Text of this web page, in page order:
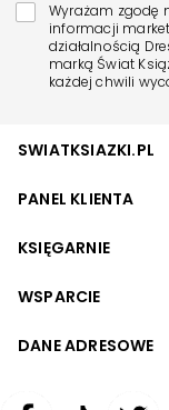
Wyrażam zgodę
informacji
działalnością
marką Świat
każdej chwili
SWIATKSIAZKI.PL
PANEL KLIENTA
KSIĘGARNIE
WSPARCIE
DANE ADRESOWE